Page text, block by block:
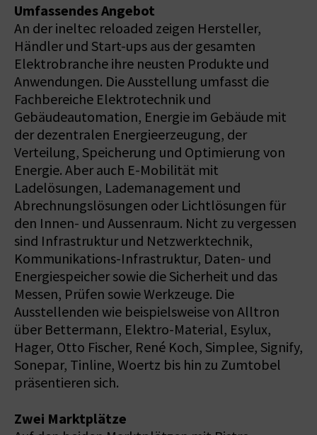
Umfassendes Angebot
An der ineltec reloaded zeigen Hersteller,
Händler und Start-ups aus der gesamten
Elektrobranche ihre neusten Produkte und
Anwendungen. Die Ausstellung umfasst die
Fachbereiche Elektrotechnik und
Gebäudeautomation, Energie im Gebäude mit
der dezentralen Energieerzeugung, der
Verteilung, Speicherung und Optimierung von
Energie. Aber auch E-Mobilität mit
Ladelösungen, Lademanagement und
Abrechnungslösungen oder Lichtlösungen für
den Innen- und Aussenraum. Nicht zu vergessen
sind Infrastruktur und Netzwerktechnik,
Kommunikations-Infrastruktur, Daten- und
Energiespeicher sowie die Sicherheit und das
Messen, Prüfen sowie Werkzeuge. Die
Ausstellenden wie beispielsweise von Alltron
über Bettermann, Elektro-Material, Esylux,
Hager, Otto Fischer, René Koch, Simplee, Signify,
Sonepar, Tinline, Woertz bis hin zu Zumtobel
präsentieren sich.
Zwei Marktplätze